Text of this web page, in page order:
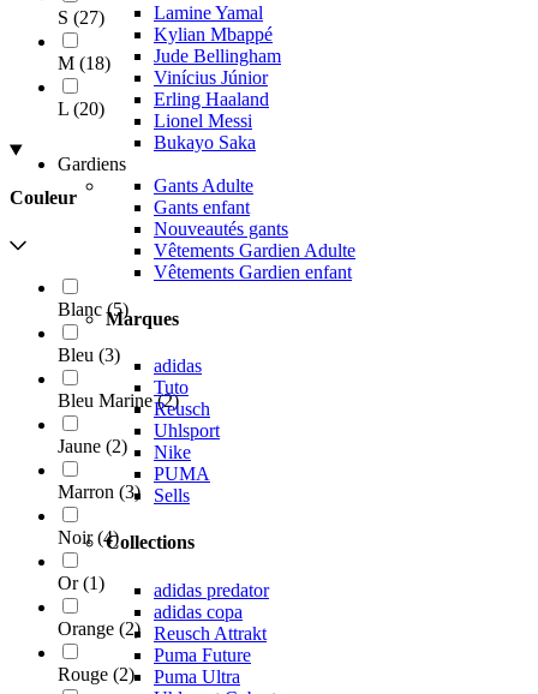
Lamine Yamal
Kylian Mbappé
Jude Bellingham
Vinícius Júnior
Erling Haaland
Lionel Messi
Bukayo Saka
Gardiens
Gants Adulte
Gants enfant
Nouveautés gants
Vêtements Gardien Adulte
Vêtements Gardien enfant
Marques
adidas
Tuto
Reusch
Uhlsport
Nike
PUMA
Sells
Collections
adidas predator
adidas copa
Reusch Attrakt
Puma Future
Puma Ultra
S (27)
M (18)
L (20)
Couleur
Blanc (5)
Bleu (3)
Bleu Marine (2)
Jaune (2)
Marron (3)
Noir (4)
Or (1)
Orange (2)
Rouge (2)